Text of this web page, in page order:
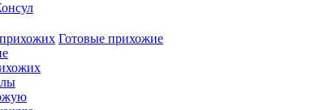
Готовые прихожие